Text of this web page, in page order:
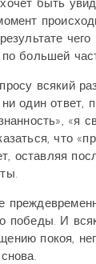
быть
большей
всякий
один ответ,
«я
что
оставляя
победы. И
покоя,